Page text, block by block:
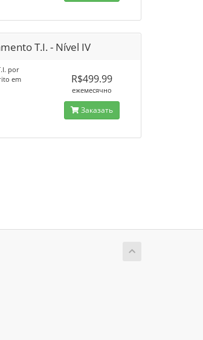
T.I. - Nível IV
por
em
R$499.99
ежемесячно
Заказать